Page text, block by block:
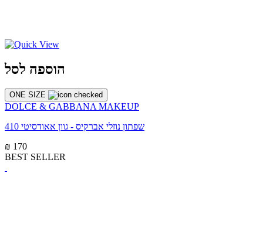
הוספה לסל
ONE SIZE
DOLCE & GABBANA MAKEUP
שפתון נוזלי אברקיס - גוון אאודסיטי 410
₪ 170
BEST SELLER